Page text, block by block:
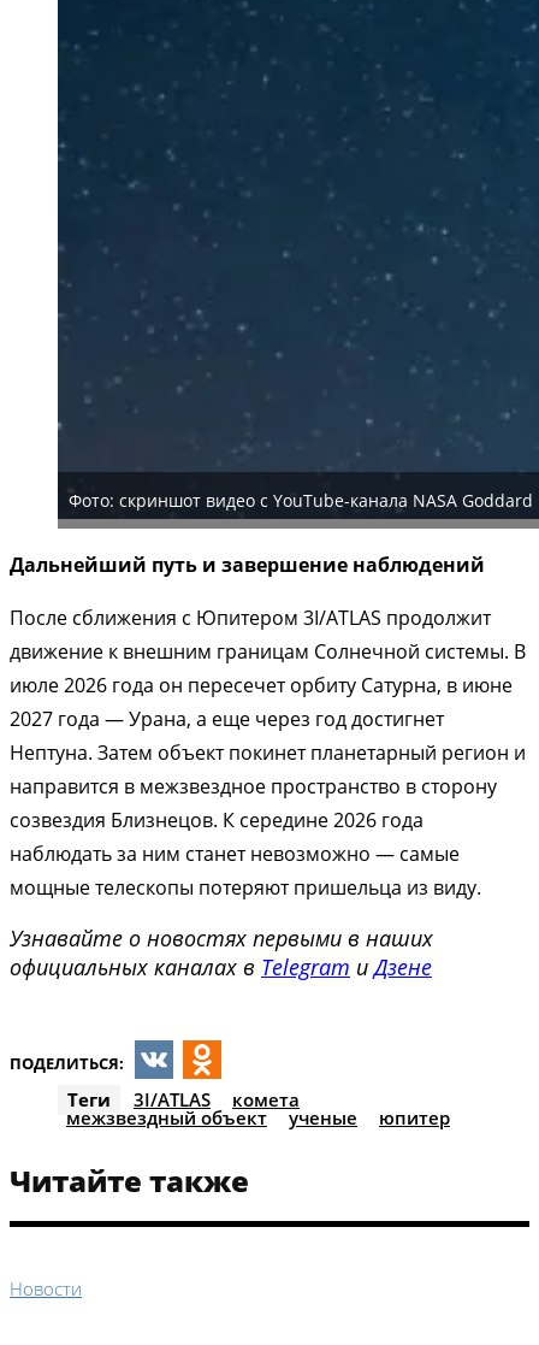
Фото: скриншот видео с YouTube-канала NASA Goddard
Дальнейший путь и завершение наблюдений
После сближения с Юпитером 3I/ATLAS продолжит
движение к внешним границам Солнечной системы. В
июле 2026 года он пересечет орбиту Сатурна, в июне
2027 года — Урана, а еще через год достигнет
Нептуна. Затем объект покинет планетарный регион и
направится в межзвездное пространство в сторону
созвездия Близнецов. К середине 2026 года
наблюдать за ним станет невозможно — самые
мощные телескопы потеряют пришельца из виду.
Узнавайте о новостях первыми в наших
официальных каналах в Telegram иДзене
ПОДЕЛИТЬСЯ:
VKOdnoklassniki
Теги 3I/ATLAS комета
межзвездный объект ученые юпитер
Читайте также
Новости